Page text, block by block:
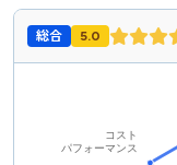
総合 5.0